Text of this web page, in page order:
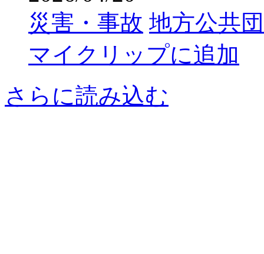
災害・事故 地方公共
マイクリップに追加
さらに読み込む